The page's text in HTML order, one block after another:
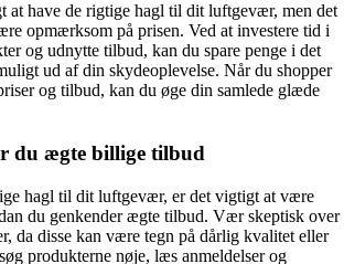
at have de rigtige hagl til dit luftgevær, men det
opmærksom på prisen. Ved at investere tid i
og udnytte tilbud, kan du spare penge i det
ud af din skydeoplevelse. Når du shopper
og tilbud, kan du øge din samlede glæde
du ægte billige tilbud
hagl til dit luftgevær, er det vigtigt at være
du genkender ægte tilbud. Vær skeptisk over
da disse kan være tegn på dårlig kvalitet eller
produkterne nøje, læs anmeldelser og